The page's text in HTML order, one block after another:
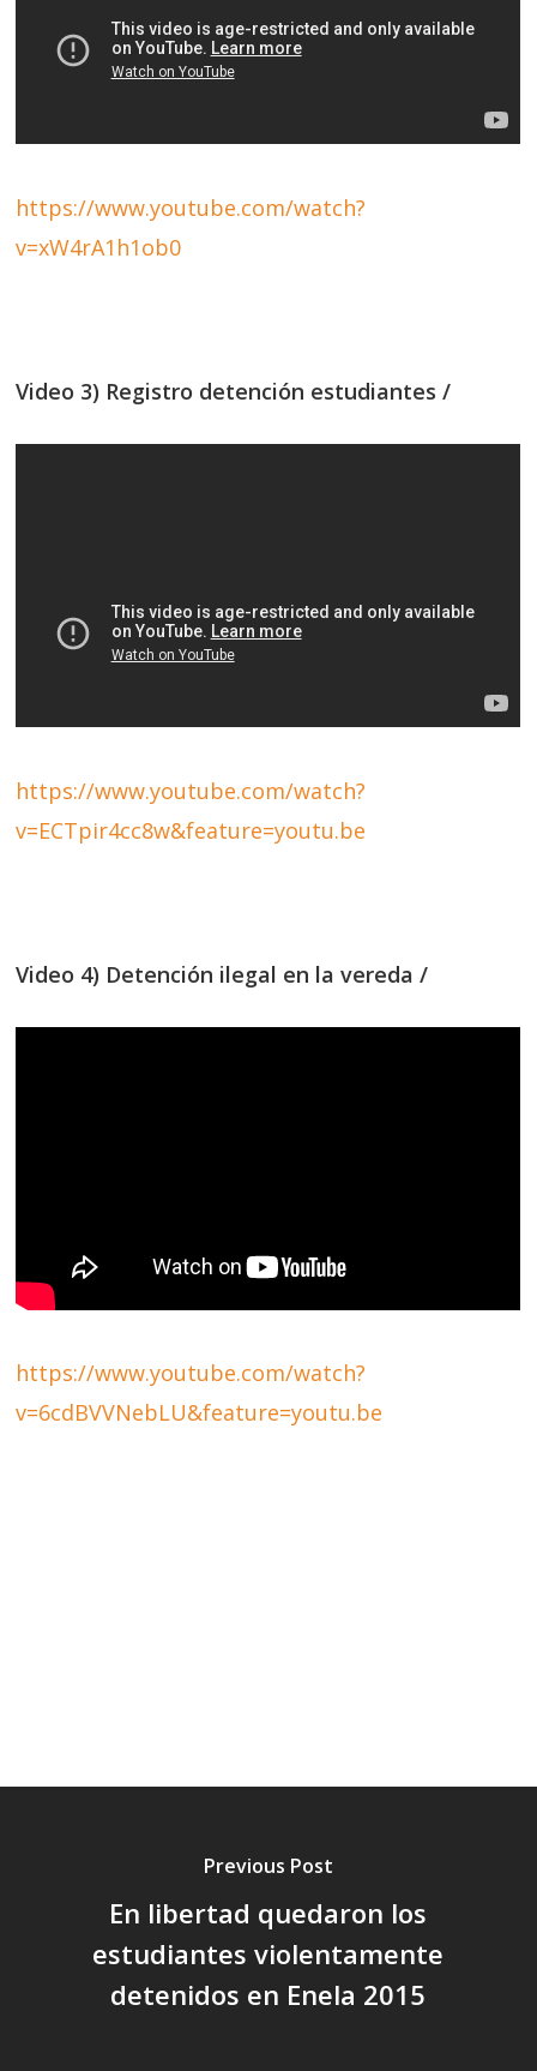
https://www.youtube.com/watch?
v=xW4rA1h1ob0
Video 3) Registro detención estudiantes /
https://www.youtube.com/watch?
v=ECTpir4cc8w&feature=youtu.be
Video 4) Detención ilegal en la vereda /
https://www.youtube.com/watch?
v=6cdBVVNebLU&feature=youtu.be
Previous Post
En libertad quedaron los
estudiantes violentamente
detenidos en Enela 2015